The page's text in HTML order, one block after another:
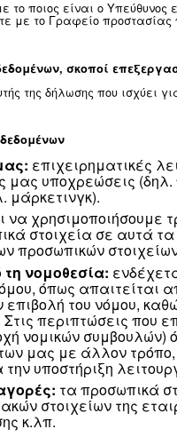
Η παρούσα
υπόκειται στη
δεδομένων
των
με το ποιος
με το
δεδομένων,
αυτής της
δεδομένων
μας:
μας